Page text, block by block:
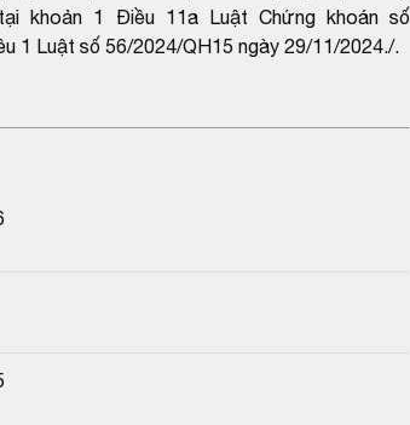
khoản 1 Điều 11a Luật Chứng khoán số
1 Luật số 56/2024/QH15 ngày 29/11/2024./.